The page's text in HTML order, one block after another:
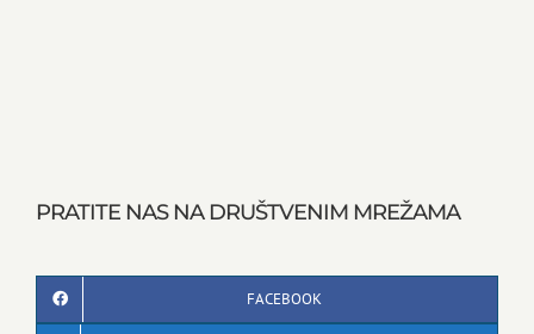
PRATITE NAS NA DRUŠTVENIM MREŽAMA
FACEBOOK